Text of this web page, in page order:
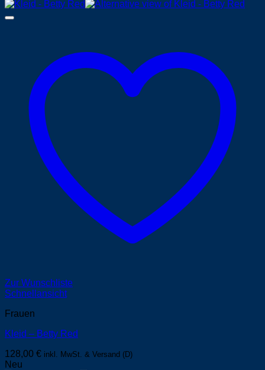
Zur Wunschliste
Schnellansicht
Frauen
Kleid – Betty Red
128,00 € inkl. MwSt. & Versand (D)
Neu